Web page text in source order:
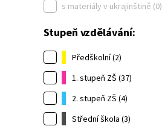
s materiály v ukrajinštině (0)
Stupeň vzdělávání:
Předškolní (2)
1. stupeň ZŠ (37)
2. stupeň ZŠ (4)
Střední škola (3)